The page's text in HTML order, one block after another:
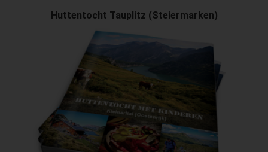
Huttentocht Tauplitz (Steiermarken)